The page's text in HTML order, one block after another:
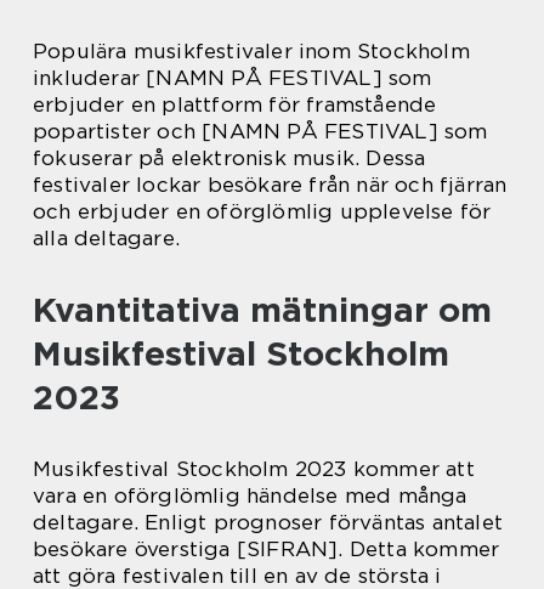
Populära musikfestivaler inom Stockholm
inkluderar [NAMN PÅ FESTIVAL] som
erbjuder en plattform för framstående
popartister och [NAMN PÅ FESTIVAL] som
fokuserar på elektronisk musik. Dessa
festivaler lockar besökare från när och fjärran
och erbjuder en oförglömlig upplevelse för
alla deltagare.
Kvantitativa mätningar om
Musikfestival Stockholm
2023
Musikfestival Stockholm 2023 kommer att
vara en oförglömlig händelse med många
deltagare. Enligt prognoser förväntas antalet
besökare överstiga [SIFRAN]. Detta kommer
att göra festivalen till en av de största i